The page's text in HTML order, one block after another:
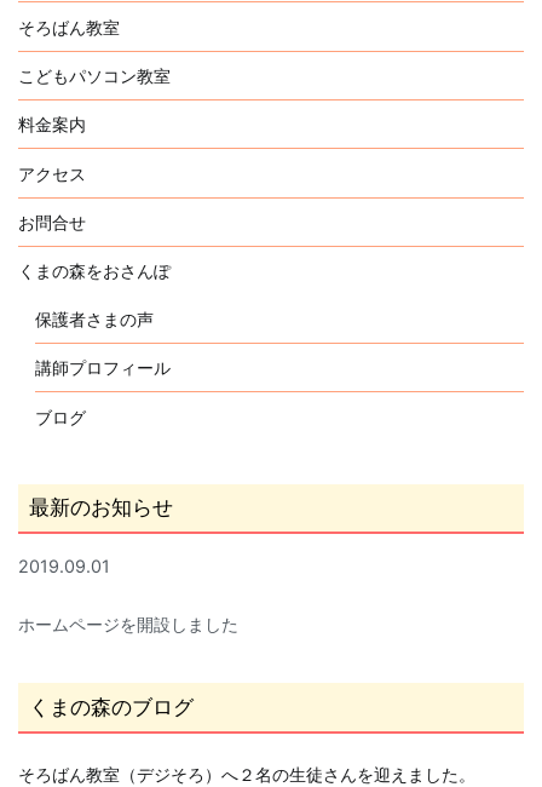
そろばん教室
こどもパソコン教室
料金案内
アクセス
お問合せ
くまの森をおさんぽ
保護者さまの声
講師プロフィール
ブログ
最新のお知らせ
2019.09.01
ホームページを開設しました
くまの森のブログ
そろばん教室（デジそろ）へ２名の生徒さんを迎えました。